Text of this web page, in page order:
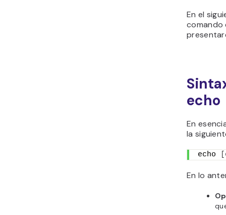
En el
comando
echo
En
la
echo
En lo